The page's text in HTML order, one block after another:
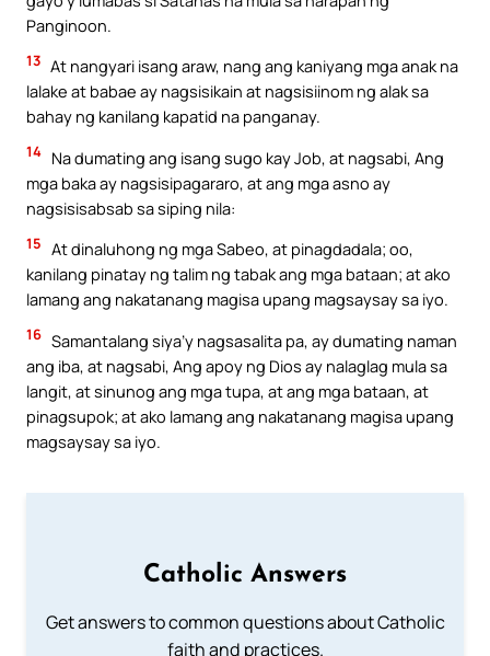
Panginoon.
13 At nangyari isang araw, nang ang kaniyang mga anak na
lalake at babae ay nagsisikain at nagsisiinom ng alak sa
bahay ng kanilang kapatid na panganay.
14 Na dumating ang isang sugo kay Job, at nagsabi, Ang
mga baka ay nagsisipagararo, at ang mga asno ay
nagsisisabsab sa siping nila:
15 At dinaluhong ng mga Sabeo, at pinagdadala; oo,
kanilang pinatay ng talim ng tabak ang mga bataan; at ako
lamang ang nakatanang magisa upang magsaysay sa iyo.
16 Samantalang siya’y nagsasalita pa, ay dumating naman
ang iba, at nagsabi, Ang apoy ng Dios ay nalaglag mula sa
langit, at sinunog ang mga tupa, at ang mga bataan, at
pinagsupok; at ako lamang ang nakatanang magisa upang
magsaysay sa iyo.
Catholic Answers
Get answers to common questions about Catholic
faith and practices.